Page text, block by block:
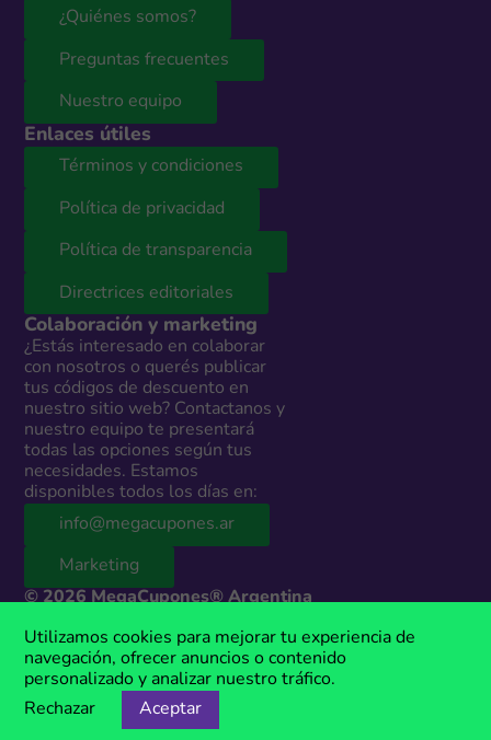
¿Quiénes somos?
Preguntas frecuentes
Nuestro equipo
Enlaces útiles
Términos y condiciones
Política de privacidad
Política de transparencia
Directrices editoriales
Colaboración y marketing
¿Estás interesado en colaborar
con nosotros o querés publicar
tus códigos de descuento en
nuestro sitio web? Contactanos y
nuestro equipo te presentará
todas las opciones según tus
necesidades. Estamos
disponibles todos los días en:
info@megacupones.ar
Marketing
© 2026 MegaCupones® Argentina
Este sitio web contiene enlaces de afiliados a productos y servicios de
terceros. Si realizás una compra a través de estos enlaces, podemos
recibir una comisión sin costo adicional para vos. MegaCupones® es
una marca registrada, propiedad de Anima Media.
Utilizamos cookies para mejorar tu experiencia de
navegación, ofrecer anuncios o contenido
personalizado y analizar nuestro tráfico.
Rechazar
Aceptar